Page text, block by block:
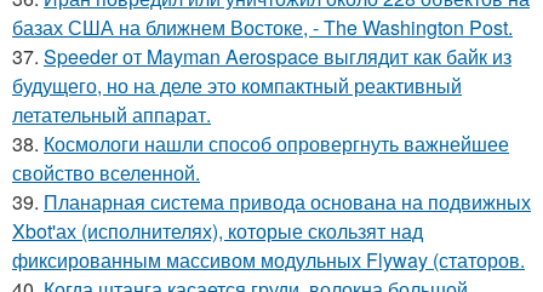
базах США на ближнем Востоке, - The Washington Post.
37. Speeder от Mayman Aerospace выглядит как байк из
будущего, но на деле это компактный реактивный
летательный аппарат.
38. Космологи нашли способ опровергнуть важнейшее
свойство вселенной.
39. Планарная система привода основана на подвижных
Xbot'ах (исполнителях), которые скользят над
фиксированным массивом модульных Flyway (статоров.